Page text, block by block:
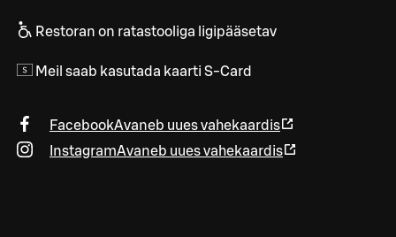
Restoran on ratastooliga ligipääsetav
Meil saab kasutada kaarti S-Card
FacebookAvaneb uues vahekaardis
InstagramAvaneb uues vahekaardis